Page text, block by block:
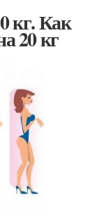
кг. Как
20 кг